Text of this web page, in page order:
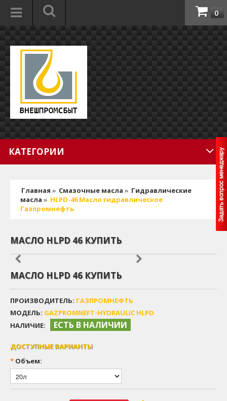
0
КАТЕГОРИИ
Главная » Смазочные масла » Гидравлические
масла » HLPD-46 Масло гидравлическое
Газпромнефть
МАСЛО HLPD 46 КУПИТЬ
МАСЛО HLPD 46 КУПИТЬ
ПРОИЗВОДИТЕЛЬ: ГАЗПРОМНЕФТЬ
МОДЕЛЬ: GAZPROMNEFT-HYDRAULIC HLPD
НАЛИЧИЕ:
ЕСТЬ В НАЛИЧИИ
ДОСТУПНЫЕ ВАРИАНТЫ
* Объем: